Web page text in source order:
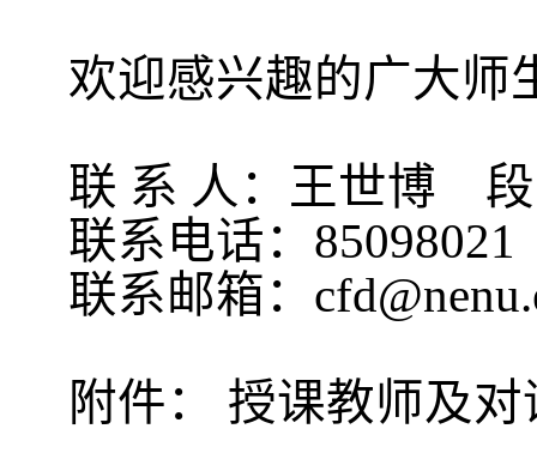
欢迎感兴趣的广大师
联 系 人：王世博
联系电话：85098021
联系邮箱：
附件： 授课教师及对